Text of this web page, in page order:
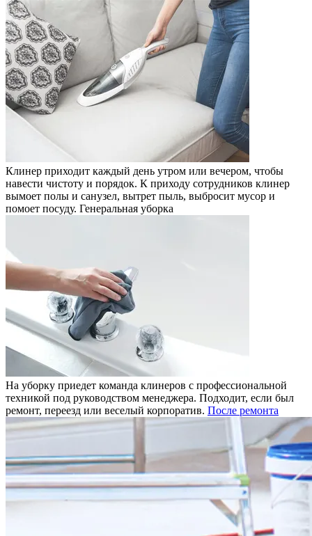
Клинер приходит каждый день утром или вечером, чтобы
навести чистоту и порядок. К приходу сотрудников клинер
вымоет полы и санузел, вытрет пыль, выбросит мусор и
помоет посуду. Генеральная уборка
На уборку приедет команда клинеров с профессиональной
техникой под руководством менеджера. Подходит, если был
ремонт, переезд или веселый корпоратив. После ремонта